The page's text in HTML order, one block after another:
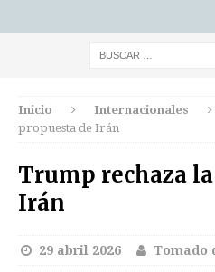
Inicio Internacionales
propuesta de Irán
Trump rechaza
Irán
29 abril 2026 Tomado